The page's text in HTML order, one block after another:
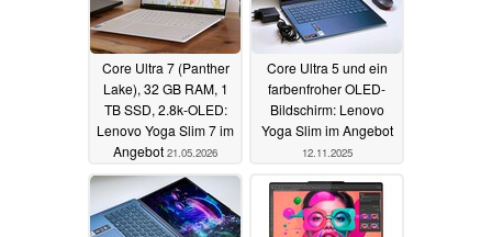
Core Ultra 7 (Panther
Lake), 32 GB RAM, 1
TB SSD, 2.8k-OLED:
Lenovo Yoga Slim 7 im
Angebot 21.05.2026
Core Ultra 5 und ein
farbenfroher OLED-
Bildschirm: Lenovo
Yoga Slim im Angebot
12.11.2025